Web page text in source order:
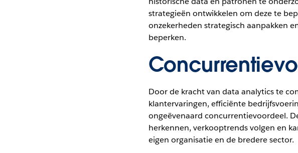
strategieën ontwikkelen om deze te
onzekerheden strategisch aanpakken
beperken.
Door de kracht van data analytics te
klantervaringen, efficiënte
ongeëvenaard concurrentievoordeel.
herkennen, verkooptrends volgen en
eigen organisatie en de bredere sector.